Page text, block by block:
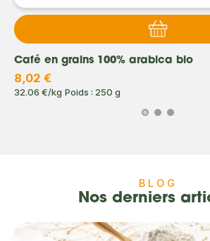
Café en grains 100% arabica bio
8,02 €
32.06 €/kg Poids : 250 g
BLOG
Nos derniers